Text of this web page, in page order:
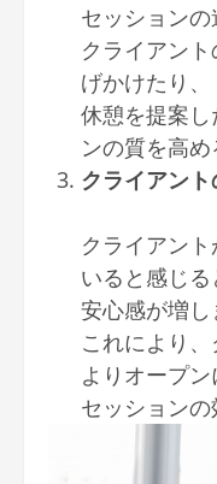
セッションの
クライアン
げかけたり、
休憩を提案
ンの質を高め
クライアン
クライアン
いると感じる
安心感が増し
これにより
よりオープン
セッションの